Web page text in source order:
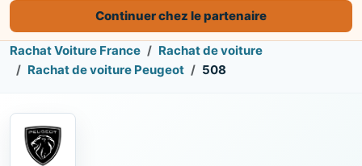
Continuer chez le partenaire
Rachat Voiture France
Rachat de voiture
Rachat de voiture Peugeot
508